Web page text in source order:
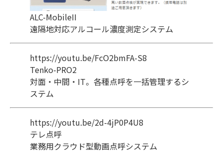
ALC-MobileII
遠隔地対応アルコール濃度測定システム
https://youtu.be/FcO2bmFA-S8
Tenko-PRO2
対面・中間・IT。各種点呼を一括管理するシ
ステム
https://youtu.be/2d-4jP0P4U8
テレ点呼
業務用クラウド型動画点呼システム